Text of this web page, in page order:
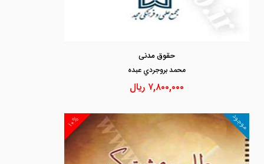
حقوق مدنی
محمد بروجردي عبده
۷,۸۰۰,۰۰۰ ریال
۱۰% موجود